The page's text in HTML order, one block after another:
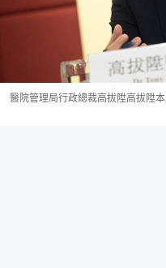
醫院管理局行政總裁高拔陞高拔陞